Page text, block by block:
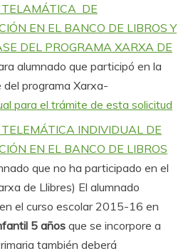
DE
EN EL BANCO DE LIBROS Y
DEL PROGRAMA XARXA DE
alumnado que participó en la
del programa Xarxa-
para el trámite de esta solicitud
INDIVIDUAL DE
EN EL BANCO DE LIBROS
que no ha participado en el
de Llibres) El alumnado
el curso escolar 2015-16 en
5 años que se incorpore a
también deberá